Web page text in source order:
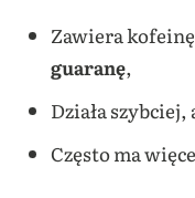
Zawiera kofeinę
guaranę,
Działa szybciej,
Często ma